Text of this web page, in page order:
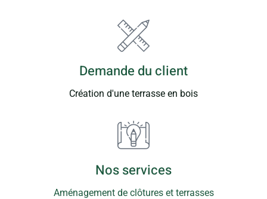
Demande du client
Création d'une terrasse en bois
Nos services
Aménagement de clôtures et terrasses